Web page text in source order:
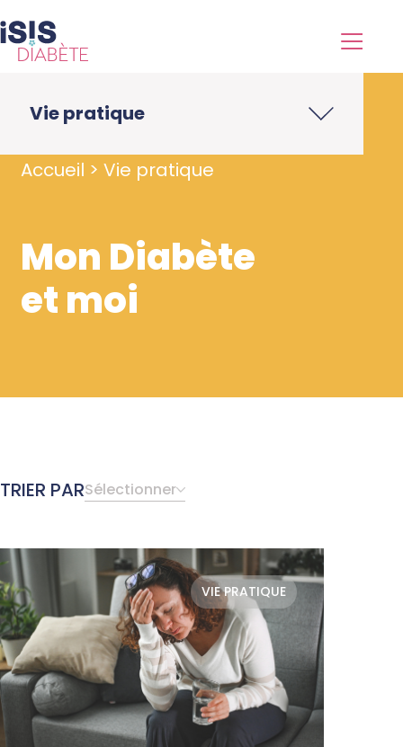
Accueil > Vie pratique
Mon Diabète
et moi
Vie pratique
TRIER PARSélectionner
VIE PRATIQUE